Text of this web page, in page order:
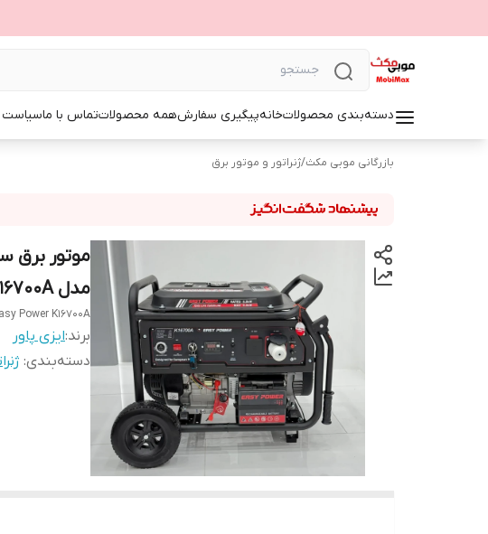
دسته‌بندی محصولاتخانهپیگیری سفارشهمه محصولاتتماس با ما
بازرگانی موبی مکث/ژنراتور و موتور برق
مدل K16700A
Power K16700A
برند:ایزی پاور
دسته‌بندی: